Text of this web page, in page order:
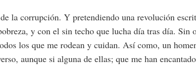
la corrupción. Y pretendiendo una revolución
y con el sin techo que lucha día tras día. Sin
los que me rodean y cuidan. Así como, un
aunque si alguna de ellas; que me han